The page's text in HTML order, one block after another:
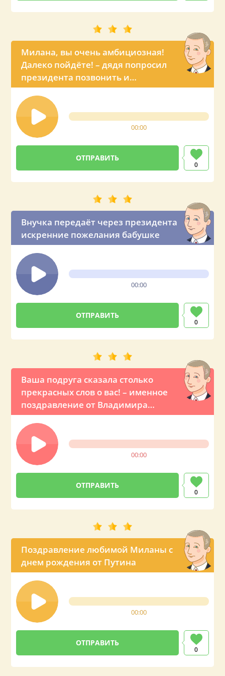
Милана, вы очень амбициозная!
Далеко пойдёте! – дядя попросил
президента позвонить и
оригинально поздравить свою
племянницу с ДР
00:00
0
Внучка передаёт через президента
искренние пожелания бабушке
00:00
0
Ваша подруга сказала столько
прекрасных слов о вас! – именное
поздравление от Владимира
Владимировича
00:00
0
Поздравление любимой Миланы с
днем рождения от Путина
00:00
0